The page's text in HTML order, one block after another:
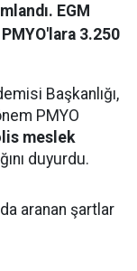
EGM
3.250
Başkanlığı,
PMYO
meslek
duyurdu.
aranan şartlar